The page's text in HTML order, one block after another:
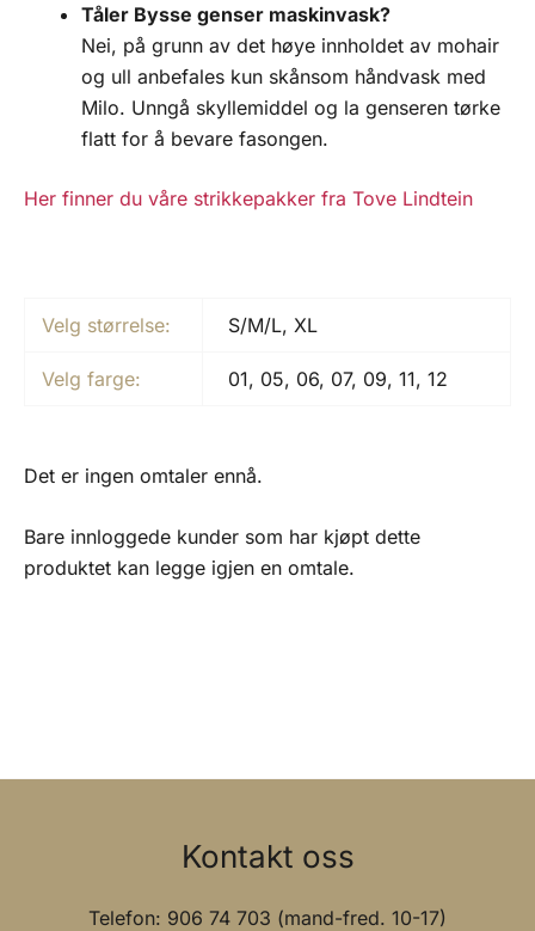
Tåler Bysse genser maskinvask?
Nei, på grunn av det høye innholdet av mohair
og ull anbefales kun skånsom håndvask med
Milo. Unngå skyllemiddel og la genseren tørke
flatt for å bevare fasongen.
Her finner du våre strikkepakker fra Tove Lindtein
Velg størrelse: S/M/L, XL
Velg farge: 01, 05, 06, 07, 09, 11, 12
Det er ingen omtaler ennå.
Bare innloggede kunder som har kjøpt dette
produktet kan legge igjen en omtale.
Kontakt oss
Telefon: 906 74 703 (mand-fred. 10-17)